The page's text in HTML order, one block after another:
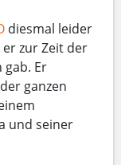
diesmal leider
zur Zeit der
Er
ganzen
und seiner